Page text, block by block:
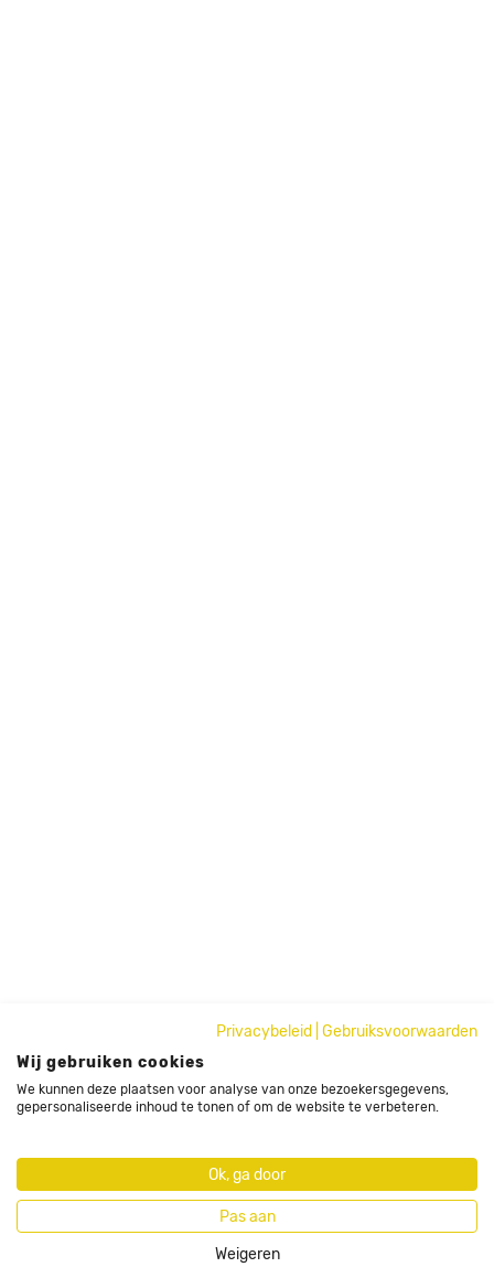
Privacybeleid
Gebruiksvoorwaarden
Wij gebruiken cookies
We kunnen deze plaatsen voor analyse van onze bezoekersgegevens,
gepersonaliseerde inhoud te tonen of om de website te verbeteren.
Ok, ga door
Pas aan
Weigeren